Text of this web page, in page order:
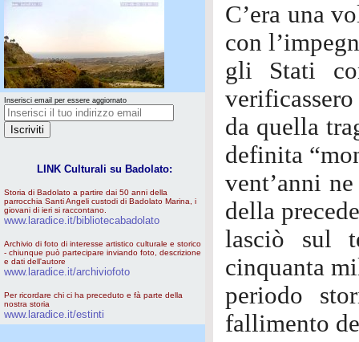
Inserisci email per essere aggiornato
LINK Culturali su Badolato:
Storia di Badolato a partire dai 50 anni della
parrocchia Santi Angeli custodi di Badolato Marina, i
giovani di ieri si raccontano.
www.laradice.it/bibliotecabadolato
Archivio di foto di interesse artistico culturale e storico
- chiunque può partecipare inviando foto, descrizione
e dati dell'autore
www.laradice.it/archiviofoto
Per ricordare chi ci ha preceduto e fà parte della
nostra storia
www.laradice.it/estinti
C’era una
con
gli Stati
da quella
definita
vent’anni
della
lasciò sul
cinquanta
periodo
fallimento